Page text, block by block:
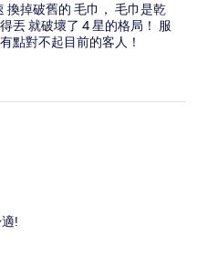
換掉破舊的 毛巾， 毛巾是乾
丟 就破壞了 4 星的格局！ 服
點對不起目前的客人！
!